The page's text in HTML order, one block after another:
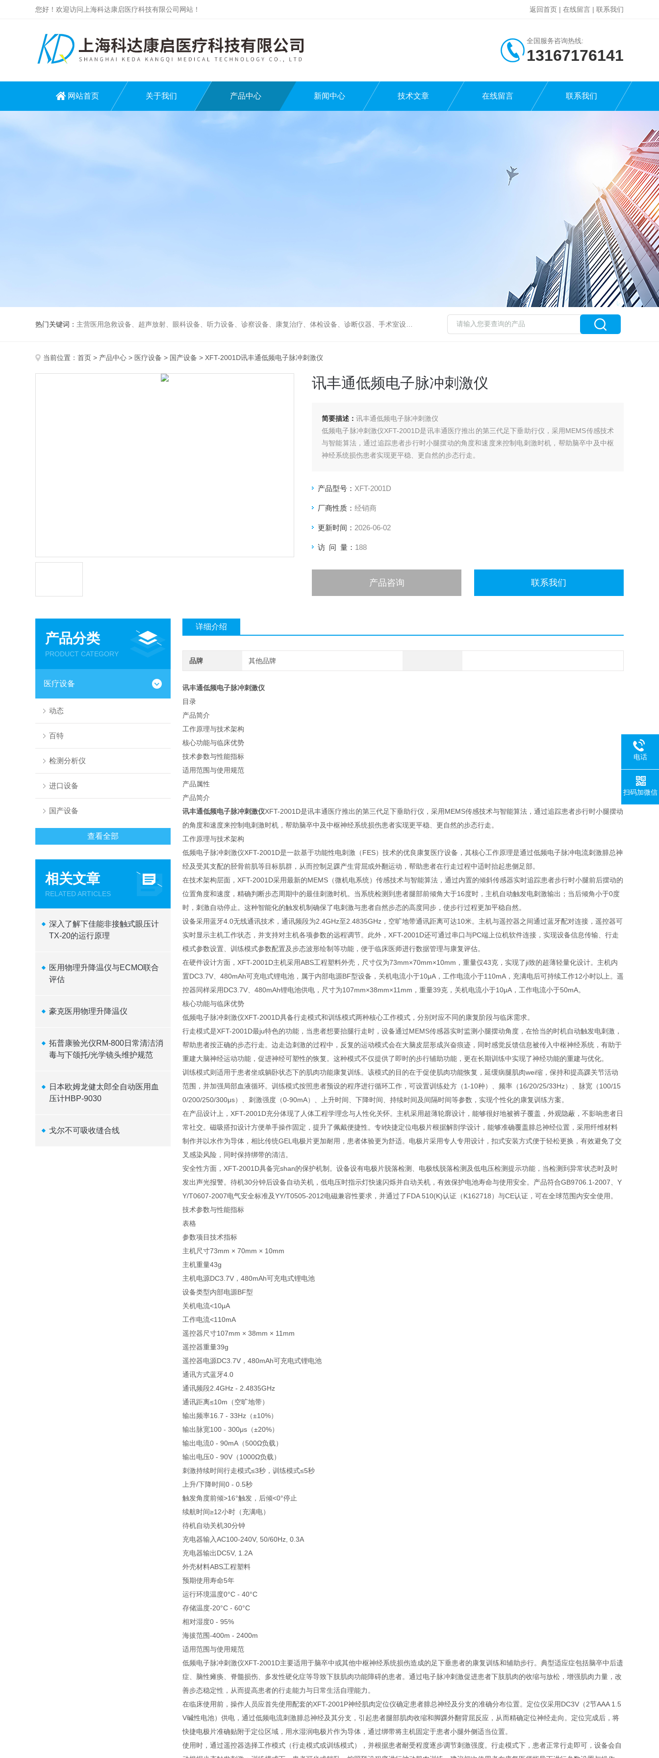
您好！欢迎访问上海科达康启医疗科技有限公司网站！ 返回首页 | 在线留言 | 联系我们
全国服务咨询热线:
13167176141
网站首页 关于我们 产品中心 新闻中心 技术文章 在线留言 联系我们
热门关键词： 主营医用急救设备、超声放射、眼科设备、听力设备、诊察设备、康复治疗、体检设备、诊断仪器、手术室设备急救室、监护设备诊疗室等医疗设备。
当前位置： 首页 > 产品中心 > 医疗设备 > 国产设备 > XFT-2001D讯丰通低频电子脉冲刺激仪
讯丰通低频电子脉冲刺激仪
简要描述： 讯丰通低频电子脉冲刺激仪
低频电子脉冲刺激仪XFT-2001D是讯丰通医疗推出的第三代足下垂助行仪，采用MEMS传感技术
与智能算法，通过追踪患者步行时小腿摆动的角度和速度来控制电刺激时机，帮助脑卒中及中枢
神经系统损伤患者实现更平稳、更自然的步态行走。
产品型号： XFT-2001D
厂商性质： 经销商
更新时间： 2026-06-02
访 问 量： 188
产品咨询 联系我们
产品分类
PRODUCT CATEGORY
医疗设备
动态
百特
检测分析仪
进口设备
国产设备
查看全部
相关文章
RELATED ARTICLES
深入了解下佳能非接触式眼压计
TX-20的运行原理
医用物理升降温仪与ECMO联合
评估
豪克医用物理升降温仪
拓普康验光仪RM-800日常清洁消
毒与下颌托/光学镜头维护规范
日本欧姆龙健太郎全自动医用血
压计HBP-9030
戈尔不可吸收缝合线
详细介绍
品牌 其他品牌
讯丰通低频电子脉冲刺激仪
目录
产品简介
工作原理与技术架构
核心功能与临床优势
技术参数与性能指标
适用范围与使用规范
产品属性
产品简介
讯丰通低频电子脉冲刺激仪XFT-2001D是讯丰通医疗推出的第三代足下垂助行仪，采用MEMS传感技术与智能算法，通过追踪患者步行时小腿摆动
的角度和速度来控制电刺激时机，帮助脑卒中及中枢神经系统损伤患者实现更平稳、更自然的步态行走。
工作原理与技术架构
低频电子脉冲刺激仪XFT-2001D是一款基于功能性电刺激（FES）技术的优良康复医疗设备，其核心工作原理是通过低频电子脉冲电流刺激腓总神
经及受其支配的胫骨前肌等目标肌群，从而控制足踝产生背屈或外翻运动，帮助患者在行走过程中适时抬起患侧足部。
在技术架构层面，XFT-2001D采用最新的MEMS（微机电系统）传感技术与智能算法，通过内置的倾斜传感器实时追踪患者步行时小腿前后摆动的
位置角度和速度，精确判断步态周期中的最佳刺激时机。当系统检测到患者腿部前倾角大于16度时，主机自动触发电刺激输出；当后倾角小于0度
时，刺激自动停止。这种智能化的触发机制确保了电刺激与患者自然步态的高度同步，使步行过程更加平稳自然。
设备采用蓝牙4.0无线通讯技术，通讯频段为2.4GHz至2.4835GHz，空旷地带通讯距离可达10米。主机与遥控器之间通过蓝牙配对连接，遥控器可
实时显示主机工作状态，并支持对主机各项参数的远程调节。此外，XFT-2001D还可通过串口与PC端上位机软件连接，实现设备信息传输、行走
模式参数设置、训练模式参数配置及步态波形绘制等功能，便于临床医师进行数据管理与康复评估。
在硬件设计方面，XFT-2001D主机采用ABS工程塑料外壳，尺寸仅为73mm×70mm×10mm，重量仅43克，实现了ji致的超薄轻量化设计。主机内
置DC3.7V、480mAh可充电式锂电池，属于内部电源BF型设备，关机电流小于10μA，工作电流小于110mA，充满电后可持续工作12小时以上。遥
控器同样采用DC3.7V、480mAh锂电池供电，尺寸为107mm×38mm×11mm，重量39克，关机电流小于10μA，工作电流小于50mA。
核心功能与临床优势
低频电子脉冲刺激仪XFT-2001D具备行走模式和训练模式两种核心工作模式，分别对应不同的康复阶段与临床需求。
行走模式是XFT-2001D最ju特色的功能，当患者想要抬腿行走时，设备通过MEMS传感器实时监测小腿摆动角度，在恰当的时机自动触发电刺激，
帮助患者按正确的步态行走。边走边刺激的过程中，反复的运动模式会在大脑皮层形成兴奋痕迹，同时感觉反馈信息被传入中枢神经系统，有助于
重建大脑神经运动功能，促进神经可塑性的恢复。这种模式不仅提供了即时的步行辅助功能，更在长期训练中实现了神经功能的重建与优化。
训练模式则适用于患者坐或躺卧状态下的肌肉功能康复训练。该模式的目的在于促使肌肉功能恢复，延缓病腿肌肉wei缩，保持和提高踝关节活动
范围，并加强局部血液循环。训练模式按照患者预设的程序进行循环工作，可设置训练处方（1-10种）、频率（16/20/25/33Hz）、脉宽（100/15
0/200/250/300μs）、刺激强度（0-90mA）、上升时间、下降时间、持续时间及间隔时间等参数，实现个性化的康复训练方案。
在产品设计上，XFT-2001D充分体现了人体工程学理念与人性化关怀。主机采用超薄轮廓设计，能够很好地被裤子覆盖，外观隐蔽，不影响患者日
常社交。磁吸搭扣设计方便单手操作固定，提升了佩戴便捷性。专li快捷定位电极片根据解剖学设计，能够准确覆盖腓总神经位置，采用纤维材料
制作并以水作为导体，相比传统GEL电极片更加耐用，患者体验更为舒适。电极片采用专人专用设计，扣式安装方式便于轻松更换，有效避免了交
叉感染风险，同时保持绑带的清洁。
安全性方面，XFT-2001D具备完shan的保护机制。设备设有电极片脱落检测、电极线脱落检测及低电压检测提示功能，当检测到异常状态时及时
发出声光报警。待机30分钟后设备自动关机，低电压时指示灯快速闪烁并自动关机，有效保护电池寿命与使用安全。产品符合GB9706.1-2007、Y
Y/T0607-2007电气安全标准及YY/T0505-2012电磁兼容性要求，并通过了FDA 510(K)认证（K162718）与CE认证，可在全球范围内安全使用。
技术参数与性能指标
表格
参数项目技术指标
主机尺寸73mm × 70mm × 10mm
主机重量43g
主机电源DC3.7V，480mAh可充电式锂电池
设备类型内部电源BF型
关机电流<10μA
工作电流<110mA
遥控器尺寸107mm × 38mm × 11mm
遥控器重量39g
遥控器电源DC3.7V，480mAh可充电式锂电池
通讯方式蓝牙4.0
通讯频段2.4GHz - 2.4835GHz
通讯距离≤10m（空旷地带）
输出频率16.7 - 33Hz（±10%）
输出脉宽100 - 300μs（±20%）
输出电流0 - 90mA（500Ω负载）
输出电压0 - 90V（1000Ω负载）
刺激持续时间行走模式≤3秒，训练模式≤5秒
上升/下降时间0 - 0.5秒
触发角度前倾>16°触发，后倾<0°停止
续航时间≥12小时（充满电）
待机自动关机30分钟
充电器输入AC100-240V, 50/60Hz, 0.3A
充电器输出DC5V, 1.2A
外壳材料ABS工程塑料
预期使用寿命5年
运行环境温度0°C - 40°C
存储温度-20°C - 60°C
相对湿度0 - 95%
海拔范围-400m - 2400m
适用范围与使用规范
低频电子脉冲刺激仪XFT-2001D主要适用于脑卒中或其他中枢神经系统损伤造成的足下垂患者的康复训练和辅助步行。典型适应症包括脑卒中后遗
症、脑性瘫痪、脊髓损伤、多发性硬化症等导致下肢肌肉功能障碍的患者。通过电子脉冲刺激促进患者下肢肌肉的收缩与放松，增强肌肉力量，改
善步态稳定性，从而提高患者的行走能力与日常生活自理能力。
在临床使用前，操作人员应首先使用配套的XFT-2001P神经肌肉定位仪确定患者腓总神经及分支的准确分布位置。定位仪采用DC3V（2节AAA 1.5
V碱性电池）供电，通过低频电流刺激腓总神经及其分支，引起患者腿部肌肉收缩和脚踝外翻背屈反应，从而精确定位神经走向。定位完成后，将
快捷电极片准确贴附于定位区域，用水湿润电极片作为导体，通过绑带将主机固定于患者小腿外侧适当位置。
使用时，通过遥控器选择工作模式（行走模式或训练模式），并根据患者耐受程度逐步调节刺激强度。行走模式下，患者正常行走即可，设备会自
电话
扫码加微信